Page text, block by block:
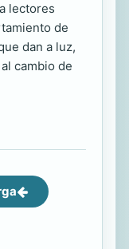
lectores
de
dan a luz,
cambio de